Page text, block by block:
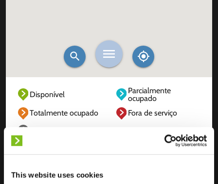
This website uses cookies
Disponível
Parcialmente
ocupado
Totalmente ocupado
Fora de serviço